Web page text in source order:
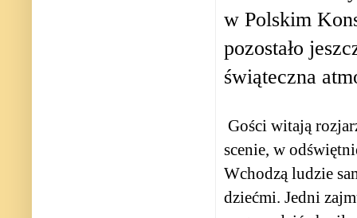
w Polskim
pozostało
świąteczna
Gości witają
scenie, w
Wchodzą ludzie
dziećmi. Jedni